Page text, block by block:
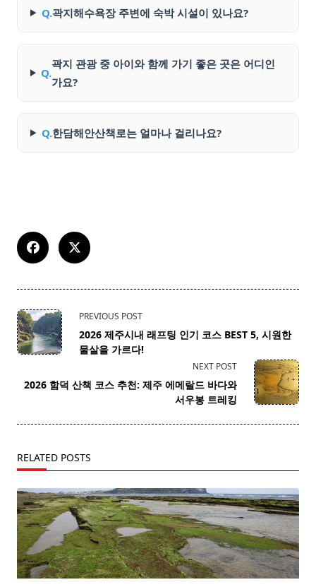
Q.곽지해수욕장 주변에 숙박 시설이 있나요?
Q.
곽지 관광 중 아이와 함께 가기 좋은 곳은 어디인
가요?
Q.한담해안산책로는 얼마나 걸리나요?
<span
class="nav-
subtitle
reader-
PREVIOUS POST
2026 제주시내 래프팅 인기 코스 BEST 5, 시원한
물살을 가르다!
NEXT POST
2026 함덕 산책 코스 추천: 제주 에메랄드 바다와
서우봉 트레킹
RELATED POSTS